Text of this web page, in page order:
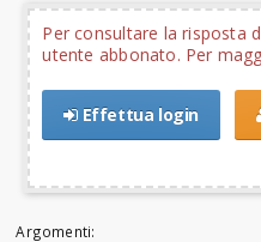
Per consultare la risposta
utente abbonato. Per
Effettua login
Argomenti: